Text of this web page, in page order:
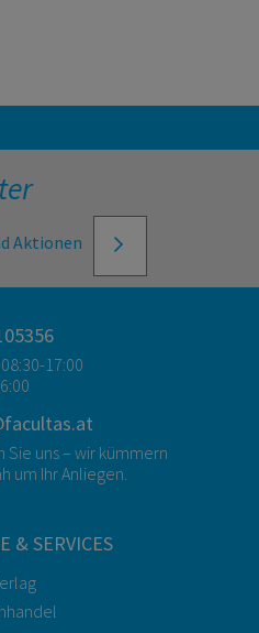
Aktionen
17:00
Sie uns – wir kümmern
um Ihr Anliegen.
& SERVICES